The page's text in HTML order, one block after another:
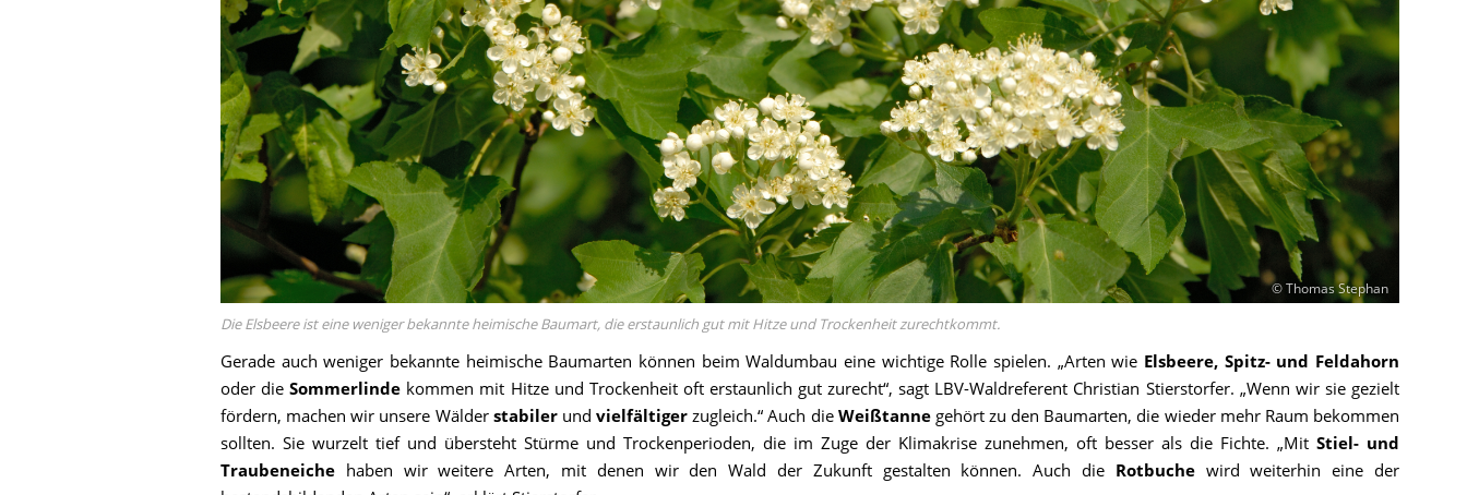
© Thomas Stephan
Die Elsbeere ist eine weniger bekannte heimische Baumart, die erstaunlich gut mit Hitze und Trockenheit zurechtkommt.
Gerade auch weniger bekannte heimische Baumarten können beim Waldumbau eine wichtige Rolle spielen. „Arten wie Elsbeere, Spitz- und Feldahorn
oder dieSommerlinde kommen mit Hitze und Trockenheit oft erstaunlich gut zurecht“, sagt LBV-Waldreferent Christian Stierstorfer. „Wenn wir sie gezielt
fördern, machen wir unsere Wälder stabiler undvielfältiger zugleich.“ Auch die Weißtannegehört zu den Baumarten, die wieder mehr Raum bekommen
sollten. Sie wurzelt tief und übersteht Stürme und Trockenperioden, die im Zuge der Klimakrise zunehmen, oft besser als die Fichte. „Mit Stiel- und
Traubeneiche haben wir weitere Arten, mit denen wir den Wald der Zukunft gestalten können. Auch die Rotbuchewird weiterhin eine der